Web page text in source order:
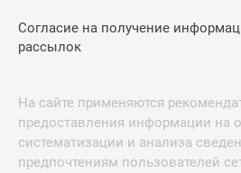
Согласие на получение
рассылок
На сайте применяются
предоставления информации на
систематизации и анализа
предпочтениям пользователей